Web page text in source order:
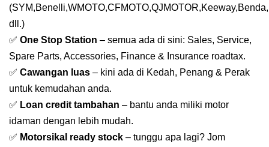
(SYM,Benelli,WMOTO,CFMOTO,QJMOTOR,Keeway,Benda,
dll.)
✅ One Stop Station – semua ada di sini: Sales, Service,
Spare Parts, Accessories, Finance & Insurance roadtax.
✅ Cawangan luas – kini ada di Kedah, Penang & Perak
untuk kemudahan anda.
✅ Loan credit tambahan – bantu anda miliki motor
idaman dengan lebih mudah.
✅ Motorsikal ready stock – tunggu apa lagi? Jom